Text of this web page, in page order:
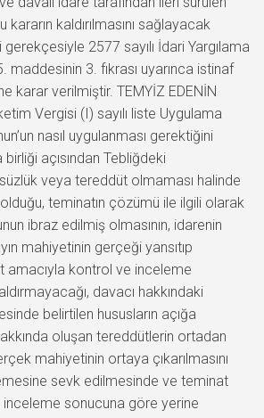
kaldırılmasını sağlayacak
2577 sayılı İdari Yargılama
maddesinin 3. fıkrası uyarınca istinaf
karar verilmiştir. TEMYİZ EDENİN
Vergisi (I) sayılı liste Uygulama
nasıl uygulanması gerektiğini
birliği açısından Tebliğdeki
veya tereddüt olmaması halinde
teminatın çözümü ile ilgili olarak
ibraz edilmiş olmasının, idarenin
mahiyetinin gerçeği yansıtıp
amacıyla kontrol ve inceleme
davacı hakkındaki
belirtilen hususların açığa
oluşan tereddütlerin ortadan
mahiyetinin ortaya çıkarılmasını
sevk edilmesinde ve teminat
sonucuna göre yerine